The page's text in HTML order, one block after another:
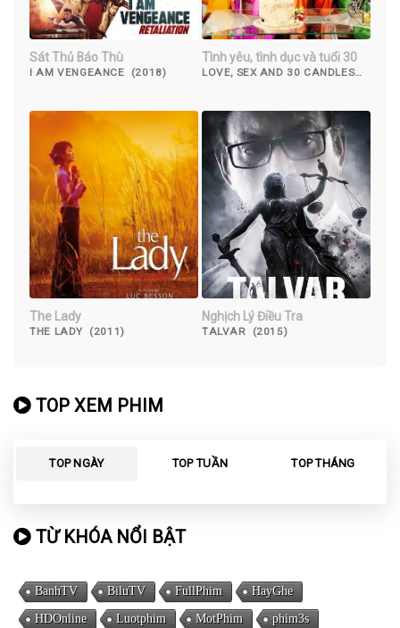
Sát Thủ Báo Thù
I AM VENGEANCE (2018)
Tình yêu, tình dục và tuổi 30
LOVE, SEX AND 30 CANDLES
The Lady
THE LADY (2011)
Nghịch Lý Điều Tra
TALVAR (2015)
TOP XEM PHIM
TOP NGÀY TOP TUẦN TOP THÁNG
TỪ KHÓA NỔI BẬT
BanhTV BiluTV FullPhim HayGhe
HDOnline Luotphim MotPhim phim3s